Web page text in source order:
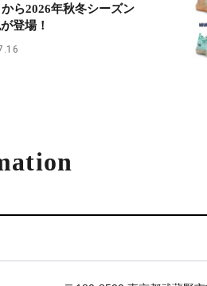
ら2026年秋冬シーズン
登場！